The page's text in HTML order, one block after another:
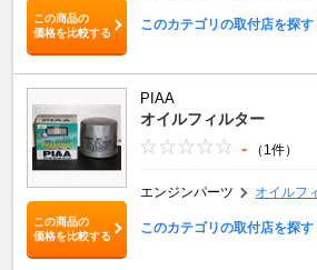
この商品の
価格を比較する
このカテゴリの取付店を探す
この商品の
価格を比較する
PIAA
オイルフィルター
- （1件）
エンジンパーツ オイルフ
このカテゴリの取付店を探す